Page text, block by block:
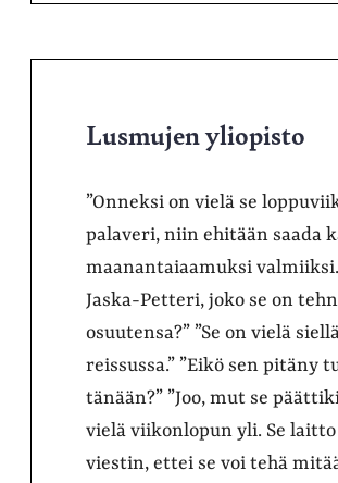
Lusmujen yliopisto
”Onneksi on vielä se
palaveri, niin ehitään saada
maanantaiaamuksi
Jaska-Petteri, joko se on
osuutensa?” ”Se on vielä
reissussa.” ”Eikö sen pitäny
tänään?” ”Joo, mut se
vielä viikonlopun yli. Se laitto
viestin, ettei se voi tehä